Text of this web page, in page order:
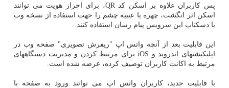
پس کاربران علاوه بر اسکن کد QR، برای احراز هویت می توانند
اسکن اثر انگشت، چهره یا عنبیه چشم را جهت استفاده از نسخه وب
یا دسکتاپ این سرویس پیام رسان استفاده کنند.
این قابلیت بعد از آنچه واتس اپ "ریفرش تصویری" صفحه وب در
اپلیکیشنهای اندروید و iOS برای مرتبط کردن و مدیریت دستگاههای
مرتبط به اکانت کاربران توصیف کرده، عرضه شده است.
با قابلیت جدید، کاربران واتس اپ می توانند ورود به صفحه با